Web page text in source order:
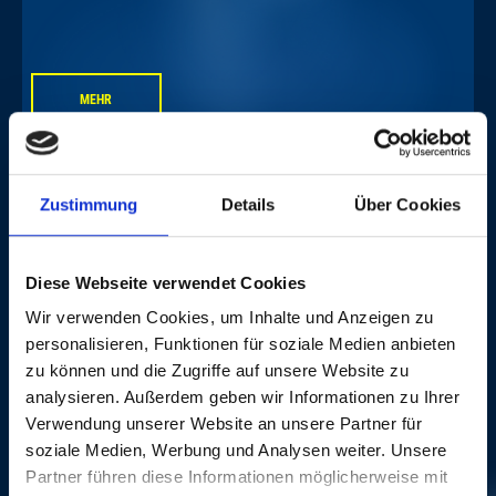
Zustimmung Details Über Cookies
Diese Webseite verwendet Cookies
Wir verwenden Cookies, um Inhalte und Anzeigen zu
personalisieren, Funktionen für soziale Medien anbieten
zu können und die Zugriffe auf unsere Website zu
analysieren. Außerdem geben wir Informationen zu Ihrer
Verwendung unserer Website an unsere Partner für
soziale Medien, Werbung und Analysen weiter. Unsere
Partner führen diese Informationen möglicherweise mit
CREDITS
MEHR
KÜNSTLER:IN INSTRUMENT
Noah Veraguth Vocals, Guitar
Simon Spahr Vocals, Guitar
Gabriel Spahni Vocals, Bass